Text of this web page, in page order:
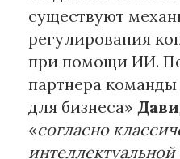
существуют
регулирования
при помощи ИИ.
партнера
для бизнеса»
«согласно